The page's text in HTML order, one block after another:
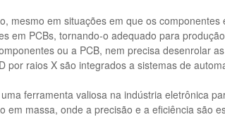
mesmo em situações em que os
em PCBs, tornando-o adequado para
ou a PCB, nem precisa desenrolar
por raios X são integrados a sistemas de
ferramenta valiosa na indústria eletrônica
massa, onde a precisão e a eficiência são